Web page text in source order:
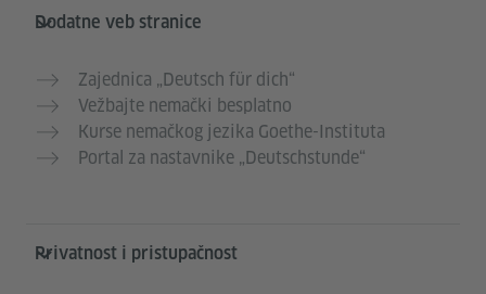
Dodatne veb stranice
Zajednica „Deutsch für dich“
Vežbajte nemački besplatno
Kurse nemačkog jezika Goethe-Instituta
Portal za nastavnike „Deutschstunde“
Privatnost i pristupačnost